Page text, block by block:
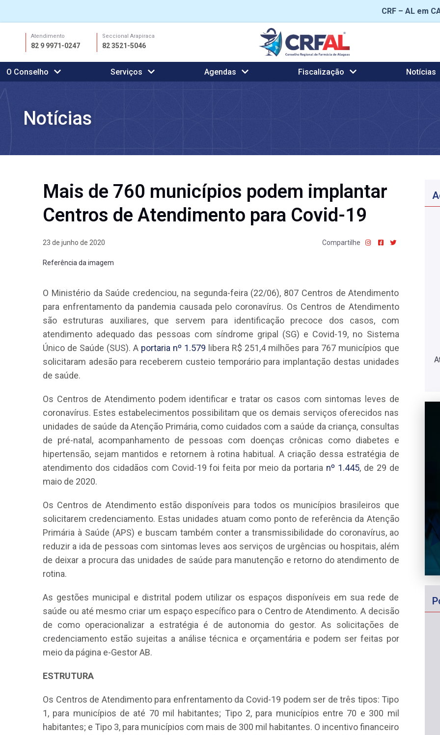
CRF – AL em
conteúdo
Atendimento
82 9 9971-0247
Seccional Arapiraca
82 3521-5046
O Conselho Serviços Agendas Fiscalização Notícias
Notícias
Mais de 760 municípios podem implantar
Centros de Atendimento para Covid-19
23 de junho de 2020 Compartilhe
Referência da imagem
O Ministério da Saúde credenciou, na segunda-feira (22/06), 807 Centros de Atendimento
para enfrentamento da pandemia causada pelo coronavírus. Os Centros de Atendimento
são estruturas auxiliares, que servem para identificação precoce dos casos, com
atendimento adequado das pessoas com síndrome gripal (SG) e Covid-19, no Sistema
Único de Saúde (SUS). A portaria nº 1.579 libera R$ 251,4 milhões para 767 municípios que
solicitaram adesão para receberem custeio temporário para implantação destas unidades
de saúde.
Os Centros de Atendimento podem identificar e tratar os casos com sintomas leves de
coronavírus. Estes estabelecimentos possibilitam que os demais serviços oferecidos nas
unidades de saúde da Atenção Primária, como cuidados com a saúde da criança, consultas
de pré-natal, acompanhamento de pessoas com doenças crônicas como diabetes e
hipertensão, sejam mantidos e retornem à rotina habitual. A criação dessa estratégia de
atendimento dos cidadãos com Covid-19 foi feita por meio da portaria nº 1.445, de 29 de
maio de 2020.
Os Centros de Atendimento estão disponíveis para todos os municípios brasileiros que
solicitarem credenciamento. Estas unidades atuam como ponto de referência da Atenção
Primária à Saúde (APS) e buscam também conter a transmissibilidade do coronavírus, ao
reduzir a ida de pessoas com sintomas leves aos serviços de urgências ou hospitais, além
de deixar a procura das unidades de saúde para manutenção e retorno do atendimento de
rotina.
As gestões municipal e distrital podem utilizar os espaços disponíveis em sua rede de
saúde ou até mesmo criar um espaço específico para o Centro de Atendimento. A decisão
de como operacionalizar a estratégia é de autonomia do gestor. As solicitações de
credenciamento estão sujeitas a análise técnica e orçamentária e podem ser feitas por
meio da página e-Gestor AB.
ESTRUTURA
Os Centros de Atendimento para enfrentamento da Covid-19 podem ser de três tipos: Tipo
1, para municípios de até 70 mil habitantes; Tipo 2, para municípios entre 70 e 300 mil
habitantes; e Tipo 3, para municípios com mais de 300 mil habitantes. O incentivo financeiro